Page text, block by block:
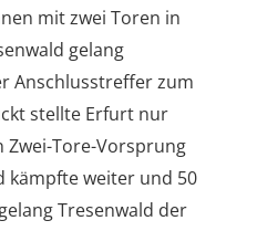
mit zwei Toren in
gelang
Anschlusstreffer zum
stellte Erfurt nur
Zwei-Tore-Vorsprung
kämpfte weiter und 50
Tresenwald der